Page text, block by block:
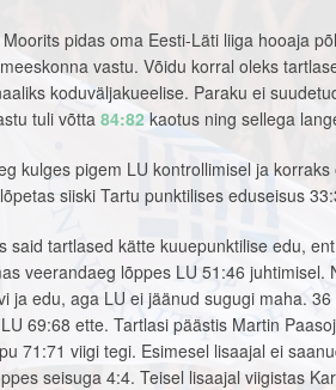
pidas oma Eesti-Läti liiga hooaja
vastu. Võidu korral oleks
koduväljakueelise. Paraku ei
tuli võtta 84:82 kaotus ning sellega
kulges pigem LU kontrollimisel ja
siiski Tartu punktilises eduseisus
said tartlased kätte kuuepunktilise edu,
veerandaeg lõppes LU 51:46 juhtimisel.
ja edu, aga LU ei jäänud sugugi maha.
69:68 ette. Tartlasi päästis Martin
71:71 viigi tegi. Esimesel lisaajal ei
seisuga 4:4. Teisel lisaajal viigistas